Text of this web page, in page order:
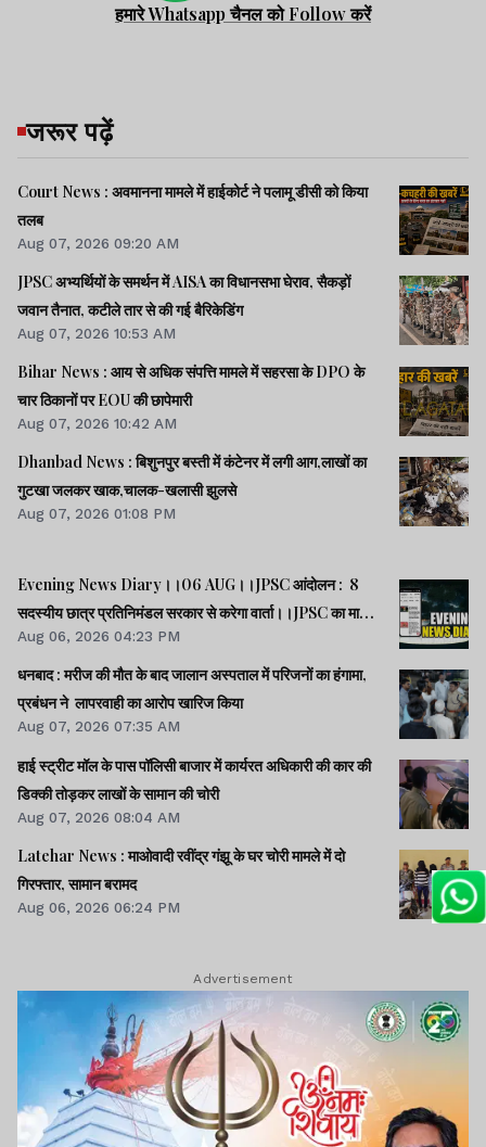
हमारे Whatsapp चैनल को Follow करें
जरूर पढ़ें
Court News : अवमानना मामले में हाईकोर्ट ने पलामू डीसी को किया
तलब
Aug 07, 2026 09:20 AM
JPSC अभ्यर्थियों के समर्थन में AISA का विधानसभा घेराव, सैकड़ों
जवान तैनात, कटीले तार से की गई बैरिकेडिंग
Aug 07, 2026 10:53 AM
Bihar News : आय से अधिक संपत्ति मामले में सहरसा के DPO के
चार ठिकानों पर EOU की छापेमारी
Aug 07, 2026 10:42 AM
Dhanbad News : बिशुनपुर बस्ती में कंटेनर में लगी आग,लाखों का
गुटखा जलकर खाक,चालक-खलासी झुलसे
Aug 07, 2026 01:08 PM
Evening News Diary।।06 AUG।।JPSC आंदोलन : 8
सदस्यीय छात्र प्रतिनिमंडल सरकार से करेगा वार्ता।।JPSC का मामला
पेपर लीक का नहीं, बैक डोर से गलत नियुक्ति का है : किशोर।।BPSC
AEDO पेपर लीक : BARC का कर्मी रौशन अरेस्ट।।समेत कई खबरें
व वीडियो।।
Aug 06, 2026 04:23 PM
धनबाद : मरीज की मौत के बाद जालान अस्पताल में परिजनों का हंगामा,
प्रबंधन ने लापरवाही का आरोप खारिज किया
Aug 07, 2026 07:35 AM
हाई स्ट्रीट मॉल के पास पॉलिसी बाजार में कार्यरत अधिकारी की कार की
डिक्की तोड़कर लाखों के सामान की चोरी
Aug 07, 2026 08:04 AM
Latehar News : माओवादी रवींद्र गंझू के घर चोरी मामले में दो
गिरफ्तार, सामान बरामद
Aug 06, 2026 06:24 PM
Advertisement